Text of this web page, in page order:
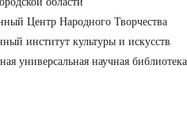
Центр Народного Творчества
институт культуры и искусств
универсальная научная библиотека